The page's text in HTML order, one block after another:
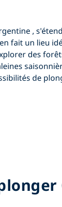
,
fait un lieu
des
de